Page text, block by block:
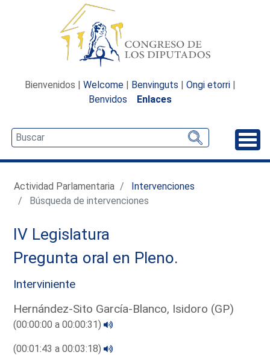
Bienvenidos | Welcome | Benvinguts | Ongi etorri |
Benvidos
Enlaces
Actividad Parlamentaria
Intervenciones
Búsqueda de intervenciones
IV Legislatura
Pregunta oral en Pleno.
Interviniente
Hernández-Sito García-Blanco, Isidoro (GP)
(00:00:00 a 00:00:31)
(00:01:43 a 00:03:18)